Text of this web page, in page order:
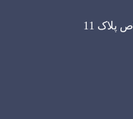
11